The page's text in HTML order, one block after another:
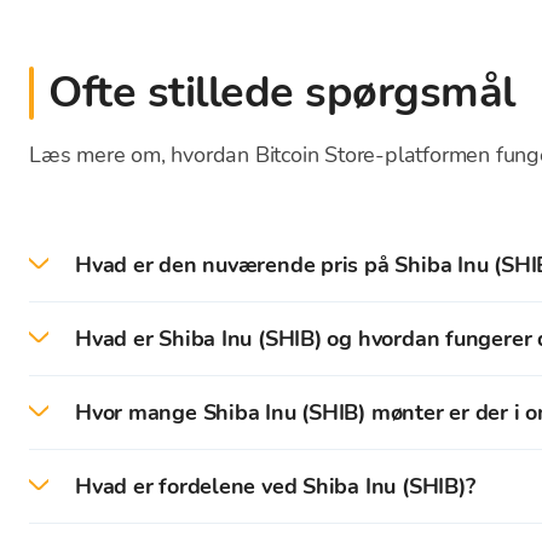
Ofte stillede spørgsmål
Læs mere om, hvordan Bitcoin Store-platformen
Hvad er den nuværende pris på Shiba Inu
Hvad er Shiba Inu (SHIB) og hvordan fungerer
kryptovaluta - Dogecoin.
Derfor er Shiba Inu også kendt i krypto-samfundet
Hvor mange Shiba Inu (SHIB) mønter er der i
Hvad er fordelene ved Shiba Inu (SHIB)?